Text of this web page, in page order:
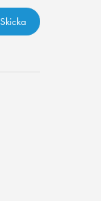
Skicka